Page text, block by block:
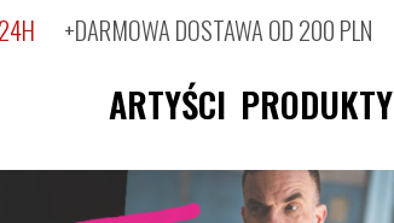
+DARMOWA DOSTAWA OD 200 PLN
ARTYŚCI PRODUKTY